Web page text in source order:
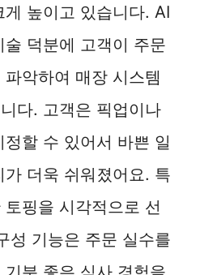
높이고 있습니다. AI
덕분에 고객이 주문
악하여 매장 시스템
다. 고객은 픽업이나
할 수 있어서 바쁜 일
더욱 쉬워졌어요. 특
핑을 시각적으로 선
성 기능은 주문 실수를